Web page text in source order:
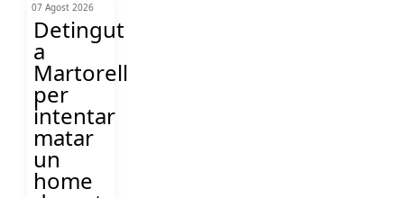
07 Agost 2026
Detingut
a
Martorell
per
intentar
matar
un
home